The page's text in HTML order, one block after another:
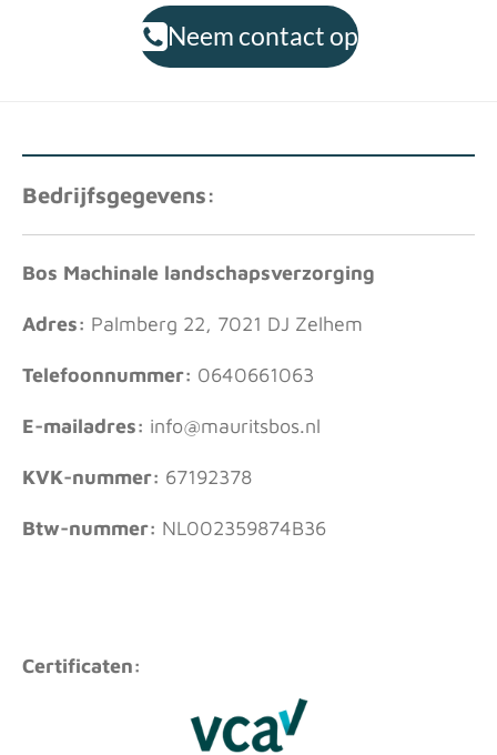
Neem contact op
Bedrijfsgegevens:
Bos Machinale landschapsverzorging
Adres: Palmberg 22, 7021 DJ Zelhem
Telefoonnummer: 0640661063
E-mailadres: info@mauritsbos.nl
KVK-nummer: 67192378
Btw-nummer: NL002359874B36
Certificaten: